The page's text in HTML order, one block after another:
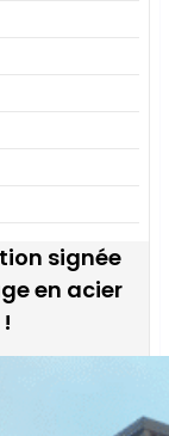
signée
en acier